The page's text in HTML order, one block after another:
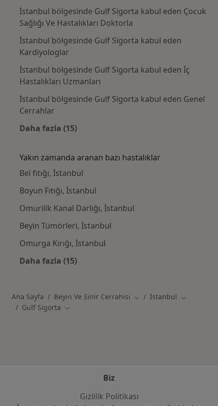
İstanbul bölgesinde Gulf Sigorta kabul eden Çocuk
Sağlığı Ve Hastalıkları Doktorla
İstanbul bölgesinde Gulf Sigorta kabul eden
Kardiyologlar
İstanbul bölgesinde Gulf Sigorta kabul eden İç
Hastalıkları Uzmanları
İstanbul bölgesinde Gulf Sigorta kabul eden Genel
Cerrahlar
Daha fazla (15)
Yakın zamanda aranan bazı hastalıklar
Bel fıtığı, İstanbul
Boyun Fıtığı, İstanbul
Omurilik Kanal Darlığı, İstanbul
Beyin Tümörleri, İstanbul
Omurga Kırığı, İstanbul
Daha fazla (15)
Ana Sayfa Beyin Ve Sinir Cerrahisi Şehir değiştir
İstanbul Şehir
Gulf Sigorta Şehir değiştir
Biz
Gizlilik Politikası